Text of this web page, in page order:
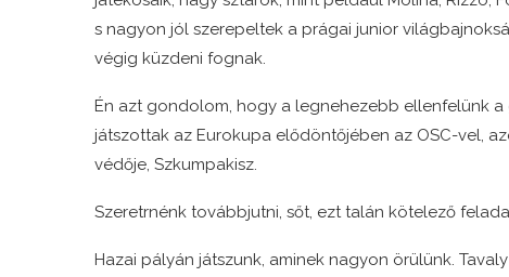
s nagyon jól szerepeltek a prágai junior
végig küzdeni fognak.
Én azt gondolom, hogy a legnehezebb ellenfelünk
játszottak az Eurokupa elődöntőjében az OSC-vel,
védője, Szkumpakisz.
Szeretrnénk továbbjutni, sőt, ezt talán kötelező
Hazai pályán játszunk, aminek nagyon örülünk.